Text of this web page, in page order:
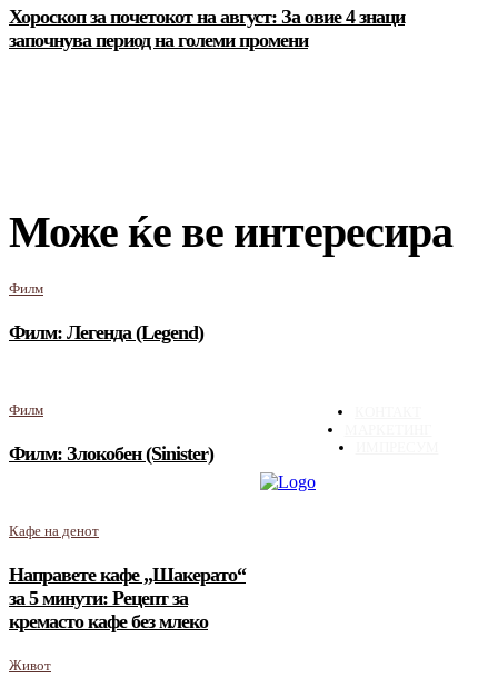
Хороскоп за почетокот на август: За овие 4 знаци
започнува период на големи промени
Може ќе ве интересира
Филм
Филм: Легенда (Legend)
Филм
Филм: Злокобен (Sinister)
Кафе на денот
Направете кафе „Шакерато“
за 5 минути: Рецепт за
кремасто кафе без млеко
Живот